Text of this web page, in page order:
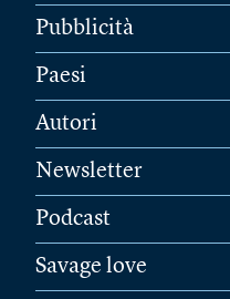
Pubblicità
Paesi
Autori
Newsletter
Podcast
Savage love